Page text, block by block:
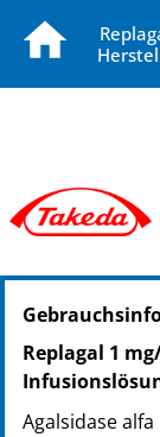
PZN: 02043166
PPN:
PZN: 03123269
PPN:
Replagal 1
Agalsidase alfa